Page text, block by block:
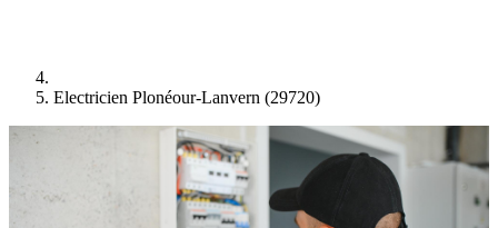
Electricien Plonéour-Lanvern (29720)